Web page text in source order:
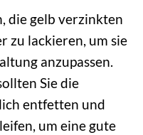
die gelb verzinkten
zu lackieren, um sie
anzupassen.
Sie die
entfetten und
um eine gute